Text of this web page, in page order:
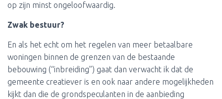
op zijn minst ongeloofwaardig.
Zwak bestuur?
En als het echt om het regelen van meer betaalbare
woningen binnen de grenzen van de bestaande
bebouwing (“inbreiding”) gaat dan verwacht ik dat de
gemeente creatiever is en ook naar andere mogelijkheden
kijkt dan die de grondspeculanten in de aanbieding